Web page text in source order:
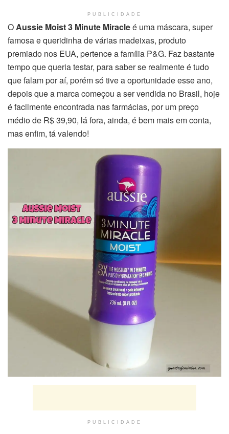
PUBLICIDADE
OAussie Moist 3 Minute Miracleé uma máscara, super
famosa e queridinha de várias madeixas, produto
premiado nos EUA, pertence a família P&G. Faz bastante
tempo que queria testar, para saber se realmente é tudo
que falam por aí, porém só tive a oportunidade esse ano,
depois que a marca começou a ser vendida no Brasil, hoje
é facilmente encontrada nas farmácias, por um preço
médio de R$ 39,90, lá fora, ainda, é bem mais em conta,
mas enfim, tá valendo!
PUBLICIDADE